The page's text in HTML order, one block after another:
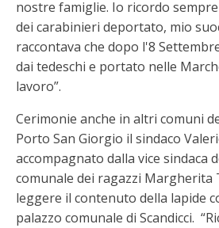
nostre famiglie. Io ricordo
dei carabinieri deportato, mio
raccontava che dopo l'8
dai tedeschi e portato nelle
lavoro”.
Cerimonie anche in altri comuni
Porto San Giorgio il sindaco
accompagnato dalla vice sindaca
comunale dei ragazzi Margherita
leggere il contenuto della lapide
palazzo comunale di Scandicci.